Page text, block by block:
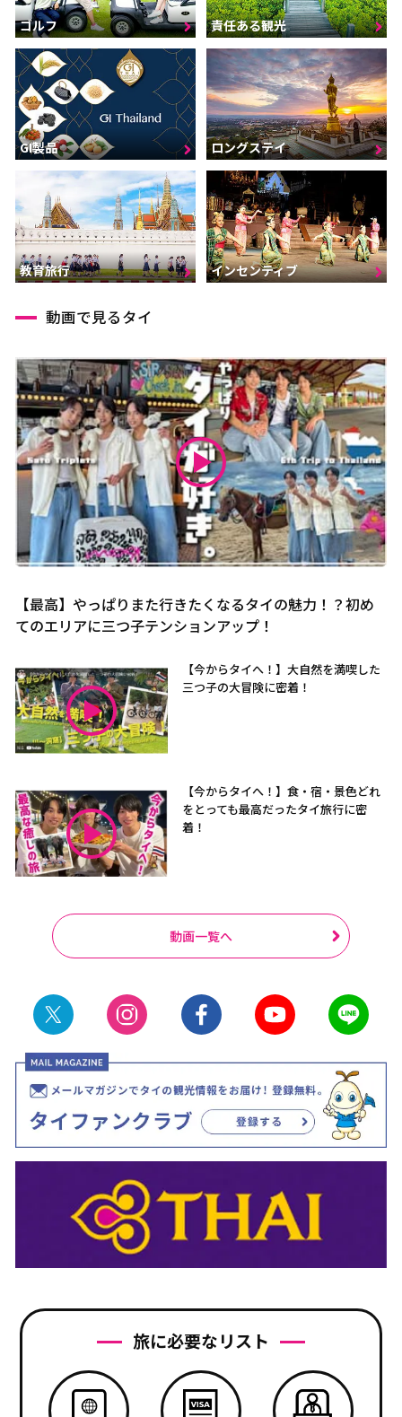
ゴルフ 責任ある観光
GI製品 ロングステイ
教育旅行 インセンティブ
動画で見るタイ
【最高】やっぱりまた行きたくなるタイの魅力！？初め
てのエリアに三つ子テンションアップ！
【今からタイへ！】大自然を満喫した
三つ子の大冒険に密着！
【今からタイへ！】食・宿・景色どれ
をとっても最高だったタイ旅行に密
着！
動画一覧へ
旅に必要なリスト